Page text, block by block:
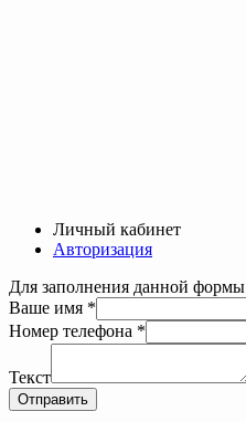
Личный кабинет
Авторизация
Для заполнения данной формы
Ваше имя *
Номер телефона *
Текст
Ваше
Текст
Отправить